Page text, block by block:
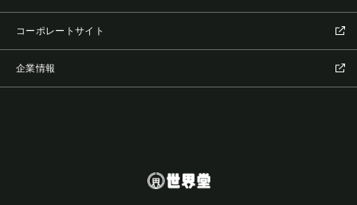
コーポレートサイト
企業情報